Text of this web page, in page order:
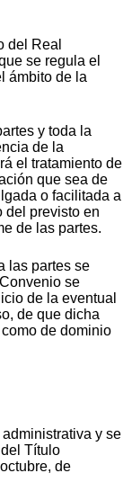
del Real
se regula el
ámbito de la
y toda la
de la
el tratamiento de
que sea de
o facilitada a
del previsto en
de las partes.
las partes se
se
de la eventual
de que dicha
de dominio
y se
Título
de